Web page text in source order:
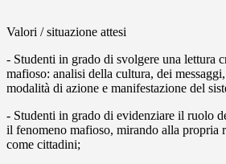
Valori / situazione attesi
- Studenti in grado di svolgere una lettura
mafioso: analisi della cultura, dei
modalità di azione e manifestazione del
- Studenti in grado di evidenziare il ruolo
il fenomeno mafioso, mirando alla propria
come cittadini;